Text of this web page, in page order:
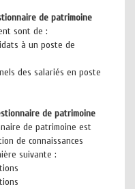
de patrimoine
sont de :
à un poste de
des salariés en poste
de patrimoine
de patrimoine est
de connaissances
suivante :